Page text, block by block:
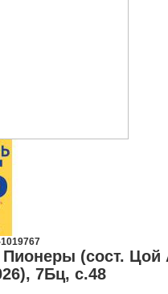
Пионеры (сост.
7Бц, c.48